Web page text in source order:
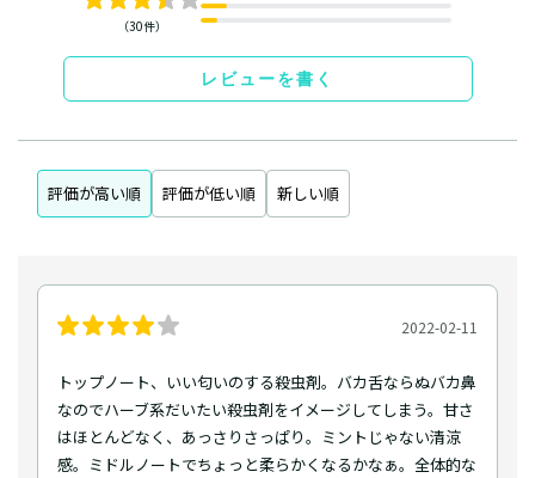
（30件）
レビューを書く
評価が高い順 評価が低い順 新しい順
2022-02-11
トップノート、いい匂いのする殺虫剤。バカ舌ならぬバカ鼻
なのでハーブ系だいたい殺虫剤をイメージしてしまう。甘さ
はほとんどなく、あっさりさっぱり。ミントじゃない清涼
感。ミドルノートでちょっと柔らかくなるかなぁ。全体的な